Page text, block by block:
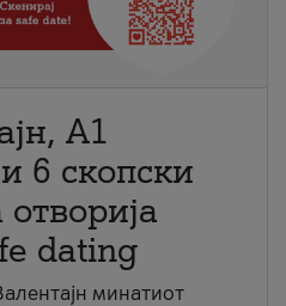
A1
6 скопски
dating
минатиот